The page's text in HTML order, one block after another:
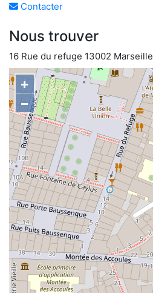
Contacter
Nous trouver
16 Rue du refuge 13002 Marseille
+
−